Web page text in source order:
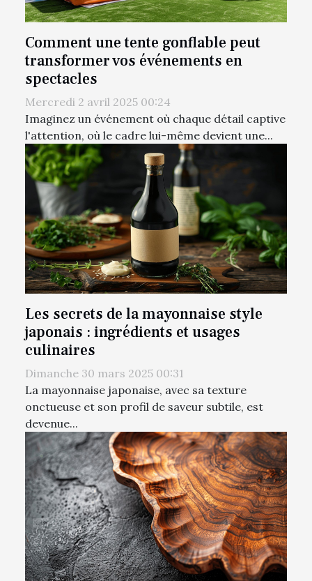
Comment une tente gonflable peut
transformer vos événements en
spectacles
Mercredi 2 avril 2025 00:24
Imaginez un événement où chaque détail captive
l'attention, où le cadre lui-même devient une...
Les secrets de la mayonnaise style
japonais : ingrédients et usages
culinaires
Dimanche 30 mars 2025 00:31
La mayonnaise japonaise, avec sa texture
onctueuse et son profil de saveur subtile, est
devenue...